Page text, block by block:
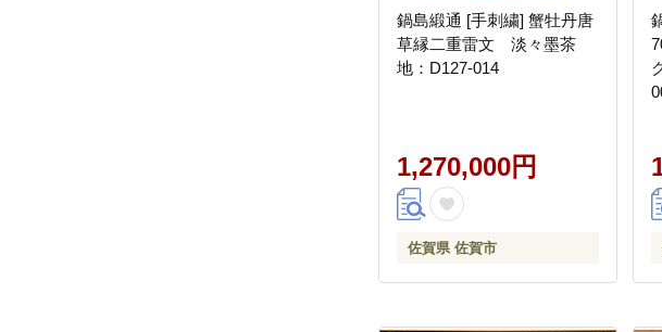
鍋島緞通 [手刺繍] 蟹牡丹唐
草縁二重雷文 淡々墨茶
地：D127-014
1,270,000円
佐賀県 佐賀市